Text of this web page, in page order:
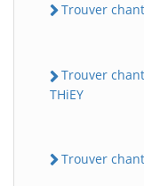
Trouver
Trouver
THiEY
Trouver